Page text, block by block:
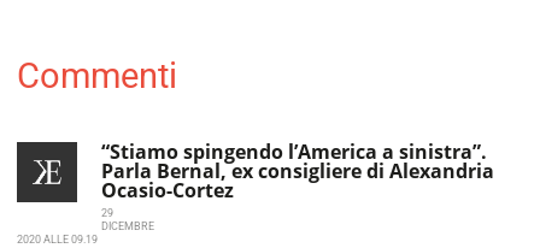
Commenti
“Stiamo spingendo l’America a sinistra”.
Parla Bernal, ex consigliere di Alexandria
Ocasio-Cortez
29
DICEMBRE
2020 ALLE 09.19